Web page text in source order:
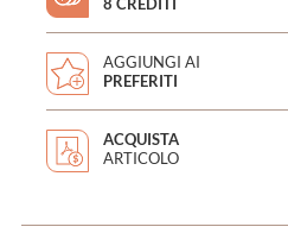
8 CREDITI
AGGIUNGI AI
PREFERITI
ACQUISTA
ARTICOLO